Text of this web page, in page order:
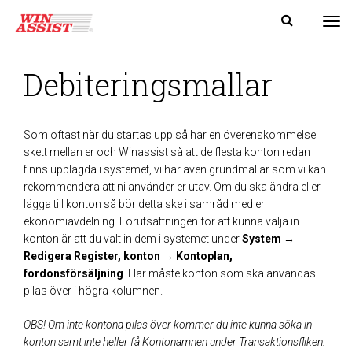
Debiteringsmallar
Som oftast när du startas upp så har en överenskommelse
skett mellan er och Winassist så att de flesta konton redan
finns upplagda i systemet, vi har även grundmallar som vi kan
rekommendera att ni använder er utav. Om du ska ändra eller
lägga till konton så bör detta ske i samråd med er
ekonomiavdelning. Förutsättningen för att kunna välja in
konton är att du valt in dem i systemet underSystem →
Redigera Register, konton → Kontoplan,
fordonsförsäljning . Här måste konton som ska användas
pilas över i högra kolumnen.
OBS! Om inte kontona pilas över kommer du inte kunna söka in
konton samt inte heller få Kontonamnen under Transaktionsfliken.